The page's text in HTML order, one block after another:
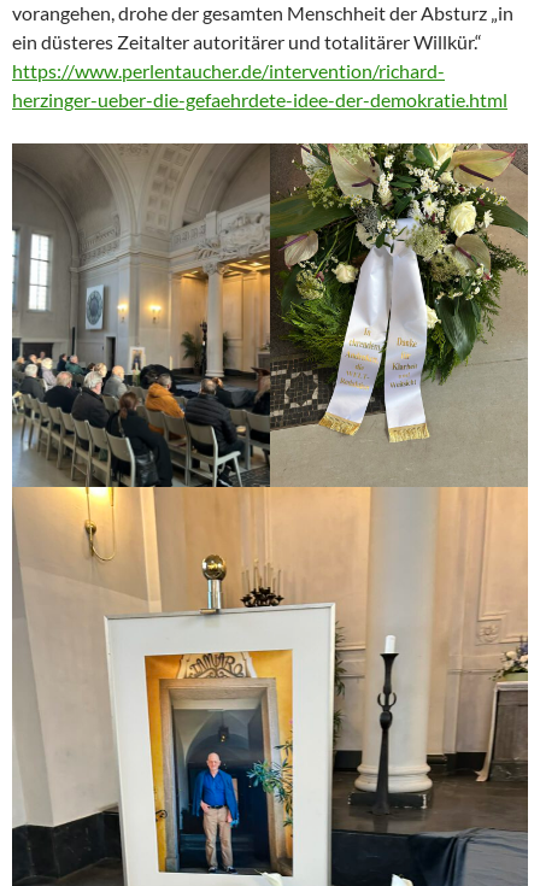
vorangehen, drohe der gesamten Menschheit der Absturz „in
ein düsteres Zeitalter autoritärer und totalitärer Willkür.“
https://www.perlentaucher.de/intervention/richard-
herzinger-ueber-die-gefaehrdete-idee-der-demokratie.html